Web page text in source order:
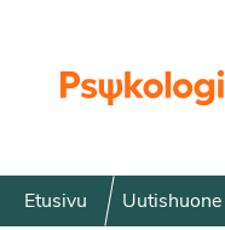
Etusivu Uutishuone